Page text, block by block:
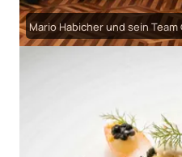
Mario Habicher und sein